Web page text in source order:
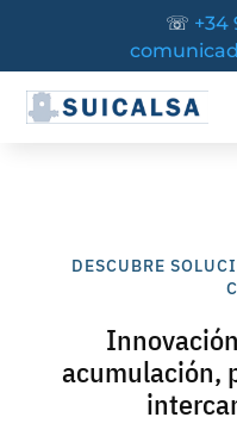
☏ +34
DESCUBRE
acumulación,